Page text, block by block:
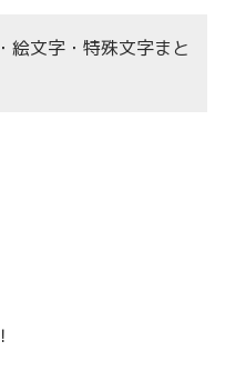
絵文字・特殊文字まと